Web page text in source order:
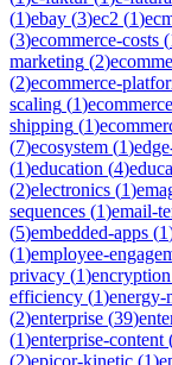
(1)ebay (3)ec2 (1)
(3)ecommerce-costs (
marketing (2)
(2)ecommerce-
scaling (1)
shipping (1)
(7)ecosystem (1)
(1)education (4)
(2)electronics (1)
sequences (1)email-
(5)embedded-apps (1
(1)employee-
privacy (1)encryption
efficiency (1)energy-
(2)enterprise (39)
(1)enterprise-content
(2)epicor-kinetic (1)